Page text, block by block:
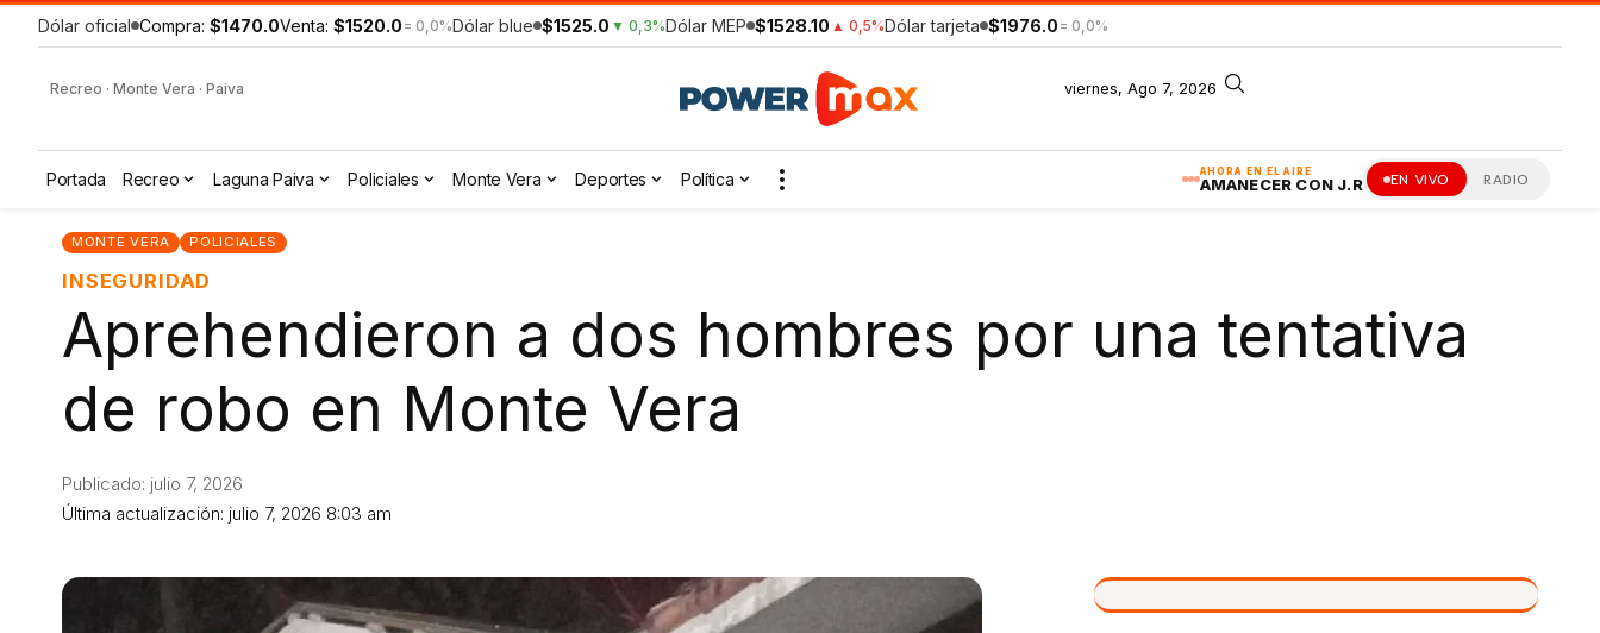
Dólar oficial Compra: $1470.0Venta: $1520.0 = 0,0%Dólar blue $1525.0 ▼ 0,3%Dólar MEP $1528.10 ▲ 0,5%Dólar tarjeta $1976.0 = 0,0%
Recreo · Monte Vera · Paiva viernes, Ago 7, 2026
AHORA EN EL AIRE
AMANECER CON J.R EN VIVO RADIO
Portada Recreo Laguna Paiva Policiales Monte Vera Deportes Política
MONTE VERA POLICIALES
INSEGURIDAD
Aprehendieron a dos hombres por una tentativa
de robo en Monte Vera
Última actualización: julio 7, 2026 8:03 am
Publicado: julio 7, 2026
VIVO